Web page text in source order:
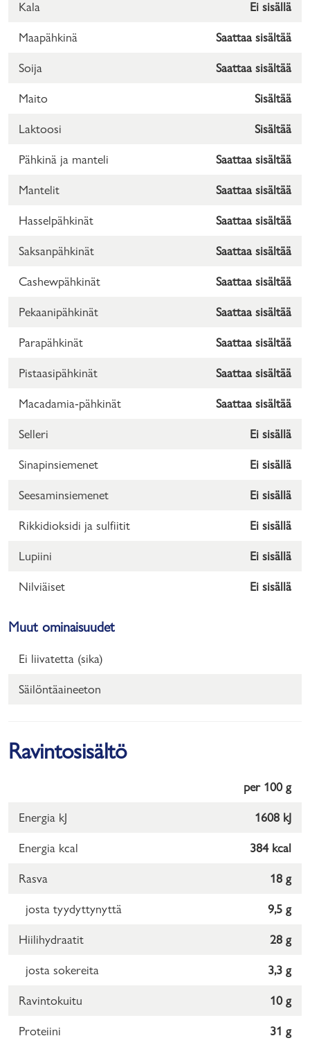
Kala Ei sisällä
Maapähkinä Saattaa sisältää
Soija Saattaa sisältää
Maito Sisältää
Laktoosi Sisältää
Pähkinä ja manteli Saattaa sisältää
Mantelit Saattaa sisältää
Hasselpähkinät Saattaa sisältää
Saksanpähkinät Saattaa sisältää
Cashewpähkinät Saattaa sisältää
Pekaanipähkinät Saattaa sisältää
Parapähkinät Saattaa sisältää
Pistaasipähkinät Saattaa sisältää
Macadamia-pähkinät Saattaa sisältää
Selleri Ei sisällä
Sinapinsiemenet Ei sisällä
Seesaminsiemenet Ei sisällä
Rikkidioksidi ja sulfiitit Ei sisällä
Lupiini Ei sisällä
Nilviäiset Ei sisällä
Muut ominaisuudet
Ei liivatetta (sika)
Säilöntäaineeton
Ravintosisältö
per 100 g
Energia kJ 1608 kJ
Energia kcal 384 kcal
Rasva 18 g
josta tyydyttynyttä 9,5 g
Hiilihydraatit 28 g
josta sokereita 3,3 g
Ravintokuitu 10 g
Proteiini 31 g